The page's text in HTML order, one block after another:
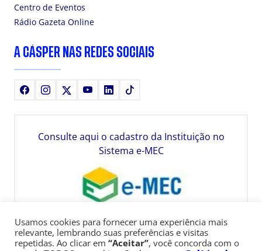
Centro de Eventos
Rádio Gazeta Online
A CÁSPER NAS REDES SOCIAIS
FacebookInstagram YoutubeLinkedIn
Consulte aqui o cadastro da Instituição no
Sistema e-MEC
Usamos cookies para fornecer uma experiência mais
relevante, lembrando suas preferências e visitas
repetidas. Ao clicar em “Aceitar”, você concorda com o